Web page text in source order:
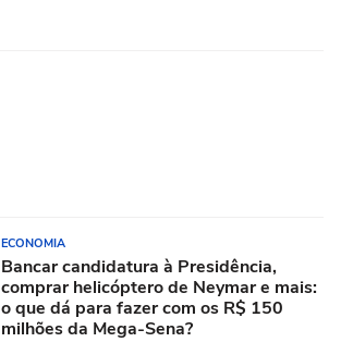
ECONOMIA
Bancar candidatura à Presidência,
comprar helicóptero de Neymar e mais:
o que dá para fazer com os R$ 150
milhões da Mega-Sena?